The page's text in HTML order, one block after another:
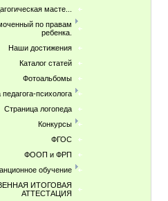
масте...
по правам
ребенка.
Наши достижения
Каталог статей
Фотоальбомы
психолога
Страница логопеда
Конкурсы
ФГОС
ФООП и ФРП
обучение
ИТОГОВАЯ
АТТЕСТАЦИЯ